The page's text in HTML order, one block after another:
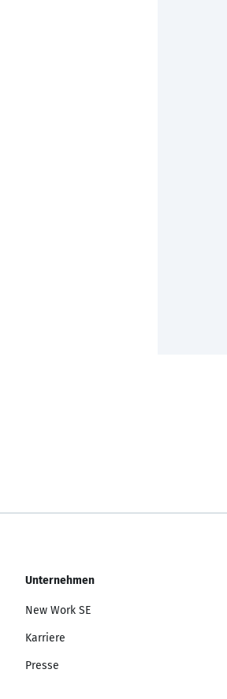
Unternehmen
New Work SE
Karriere
Presse